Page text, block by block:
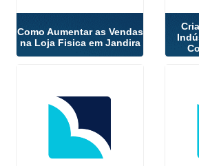
Como Aumentar as Vendas
na Loja Fisica em Jandira